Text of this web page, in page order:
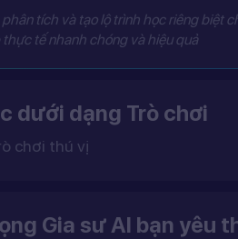
tích và tạo lộ trình học riêng biệt
tế nhanh chóng và hiệu quả
dưới dạng Trò chơi
chơi thú vị
Gia sư AI bạn yêu